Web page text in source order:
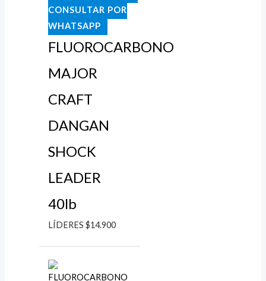
CONSULTAR POR
WHATSAPP
FLUOROCARBONO
MAJOR
CRAFT
DANGAN
SHOCK
LEADER
40lb
LÍDERES $14.900